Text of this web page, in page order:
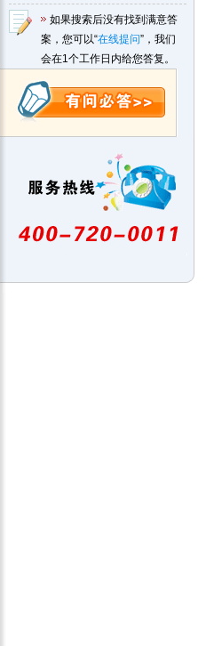
如果搜索后没有找到满意答
案，您可以“在线提问”，我们
会在1个工作日内给您答复。